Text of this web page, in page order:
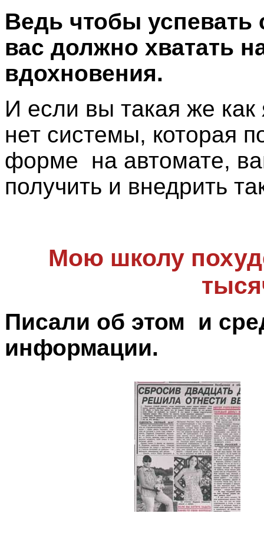
Ведь чтобы
вас должно хватать
вдохновения.
И если вы такая же как
нет системы, которая
форме на автомате,
получить и внедрить
Мою школу
Писали об этом и
информации.